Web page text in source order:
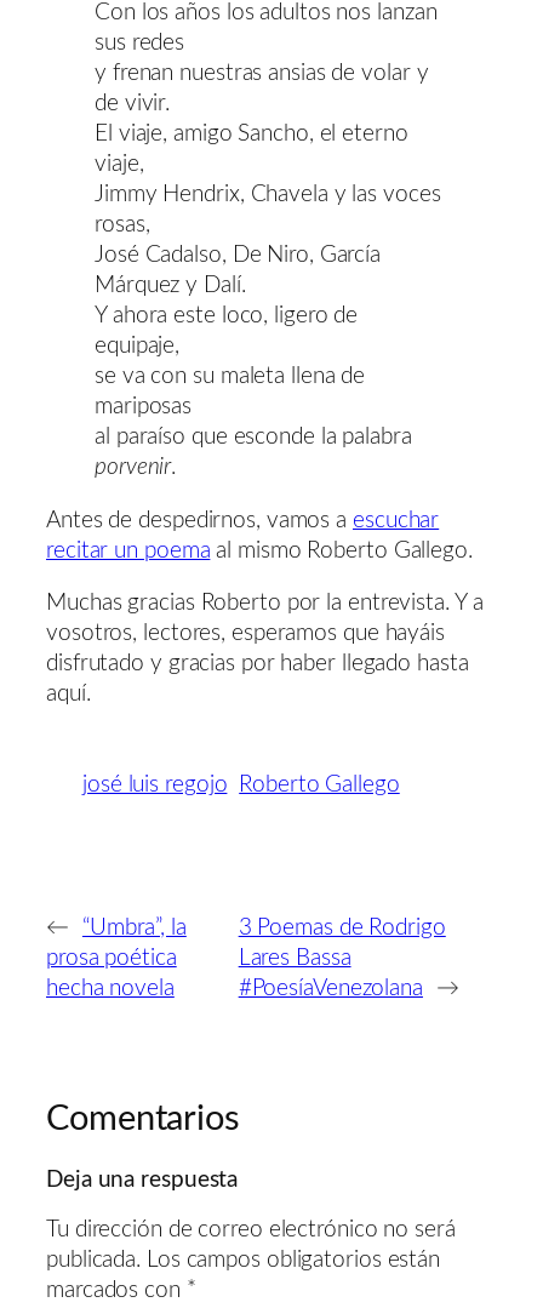
Con los años los adultos nos lanzan
sus redes
y frenan nuestras ansias de volar y
de vivir.
El viaje, amigo Sancho, el eterno
viaje,
Jimmy Hendrix, Chavela y las voces
rosas,
José Cadalso, De Niro, García
Márquez y Dalí.
Y ahora este loco, ligero de
equipaje,
se va con su maleta llena de
mariposas
al paraíso que esconde la palabra
porvenir.
Antes de despedirnos, vamos a escuchar
recitar un poema al mismo Roberto Gallego.
Muchas gracias Roberto por la entrevista. Y a
vosotros, lectores, esperamos que hayáis
disfrutado y gracias por haber llegado hasta
aquí.
josé luis regojo Roberto Gallego
←
“Umbra”, la
prosa poética
hecha novela
3 Poemas de Rodrigo
Lares Bassa
#PoesíaVenezolana
→
Comentarios
Deja una respuesta
Tu dirección de correo electrónico no será
publicada. Los campos obligatorios están
marcados con *